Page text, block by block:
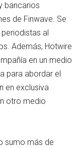
bancarios
de Finwave. Se
al
Además, Hotwire
en un medio
para abordar el
en exclusiva
otro medio
sumo más de